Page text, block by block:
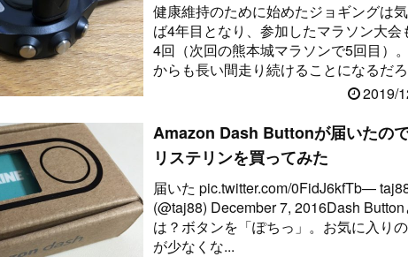
健康維持のために始めたジョギングは
ば4年目となり、参加したマラソン大会
4回（次回の熊本城マラソンで5回目）
からも長い間走り続けることになるだ
思ったので、GARMINのForeA... 2019/
Amazon Dash Buttonが届いたの
リステリンを買ってみた
届いた pic.twitter.com/0FidJ6kfTb—
(@taj88) December 7, 2016Dash Button
は？ボタンを「ぽちっ」。お気に入り
が少なくな...